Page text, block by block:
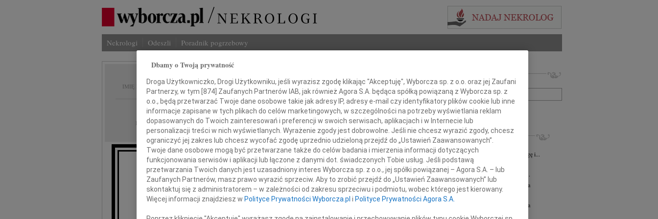
Nekrologi Odeszli Poradnik pogrzebowy
IMIĘ I NAZWISKO: Mariusz Białas
REGION: Częstochowa, Katowice
DATA EMISJI: 20.11.2024
Z ogromnym żalem i smutkiem powzięliśmy informację,
iż w dniu 15 listopada 2024 roku zmarł nasz Kolega
Imię i nazwisko lub numer ogłoszenia:
+ szukanie zaawansowane
INNE NEKROLOGI
07.08.2026Katowice
Z wielkim smutkiem żegnamy naszego Kolegę i...
06.08.2026Katowice
Drogiej Koleżance Sabinie Kacan składamy...
Grzegorz Lipowski
06.08.2026
Częstochowa
Z żalem przyjęliśmy wiadomość o śmierci...
Grzegorz Lipowski
Częstochowa
Z żalem przyjęliśmy wiadomość o śmierci...
Dbamy o Twoją prywatność
Droga Użytkowniczko, Drogi Użytkowniku, jeśli wyrazisz zgodę klikając "Akceptuję", Wyborcza sp. z o.o. oraz jej Zaufani
Partnerzy, w tym [874] Zaufanych Partnerów IAB, jak również Agora S.A. będąca spółką powiązaną z Wyborcza sp. z
o.o., będą przetwarzać Twoje dane osobowe takie jak adresy IP, adresy e-mail czy identyfikatory plików cookie lub inne
informacje zapisane w tych plikach do celów marketingowych, w szczególności na potrzeby wyświetlania reklam
dopasowanych do Twoich zainteresowań i preferencji w swoich serwisach, aplikacjach i w Internecie lub
personalizacji treści w nich wyświetlanych. Wyrażenie zgody jest dobrowolne. Jeśli nie chcesz wyrazić zgody, chcesz
ograniczyć jej zakres lub chcesz wycofać zgodę uprzednio udzieloną przejdź do „Ustawień Zaawansowanych”.
Twoje dane osobowe mogą być przetwarzane także do celów badania i mierzenia informacji dotyczących
funkcjonowania serwisów i aplikacji lub łączone z danymi dot. świadczonych Tobie usług. Jeśli podstawą
przetwarzania Twoich danych jest uzasadniony interes Wyborcza sp. z o.o., jej spółki powiązanej – Agora S.A. – lub
Zaufanych Partnerów, masz prawo wyrazić sprzeciw. Aby to zrobić przejdź do „Ustawień Zaawansowanych” lub
skontaktuj się z administratorem – w zależności od zakresu sprzeciwu i podmiotu, wobec którego jest kierowany.
Więcej informacji znajdziesz w Polityce Prywatności Wyborcza.pl i Polityce Prywatności Agora S.A.